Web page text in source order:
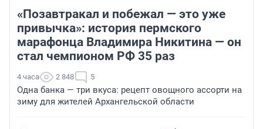
«Позавтракал и побежал — это уже
привычка»: история пермского
марафонца Владимира Никитина — он
стал чемпионом РФ 35 раз
4 часа 2 848 5
Одна банка — три вкуса: рецепт овощного ассорти на
зиму для жителей Архангельской области